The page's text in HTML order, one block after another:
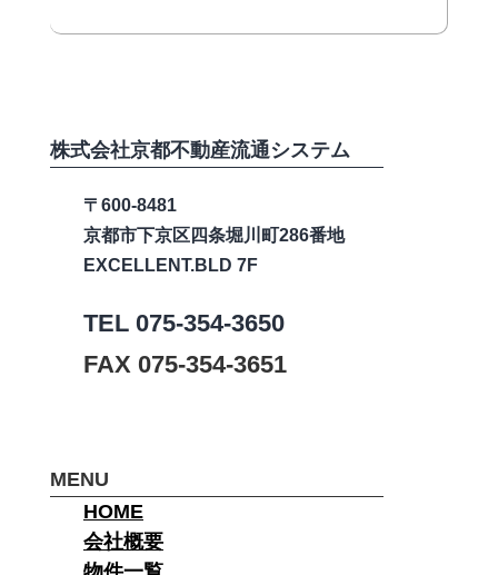
株式会社京都不動産流通システム
〒600-8481
京都市下京区四条堀川町286番地
EXCELLENT.BLD 7F
TEL 075-354-3650
FAX 075-354-3651
MENU
HOME
会社概要